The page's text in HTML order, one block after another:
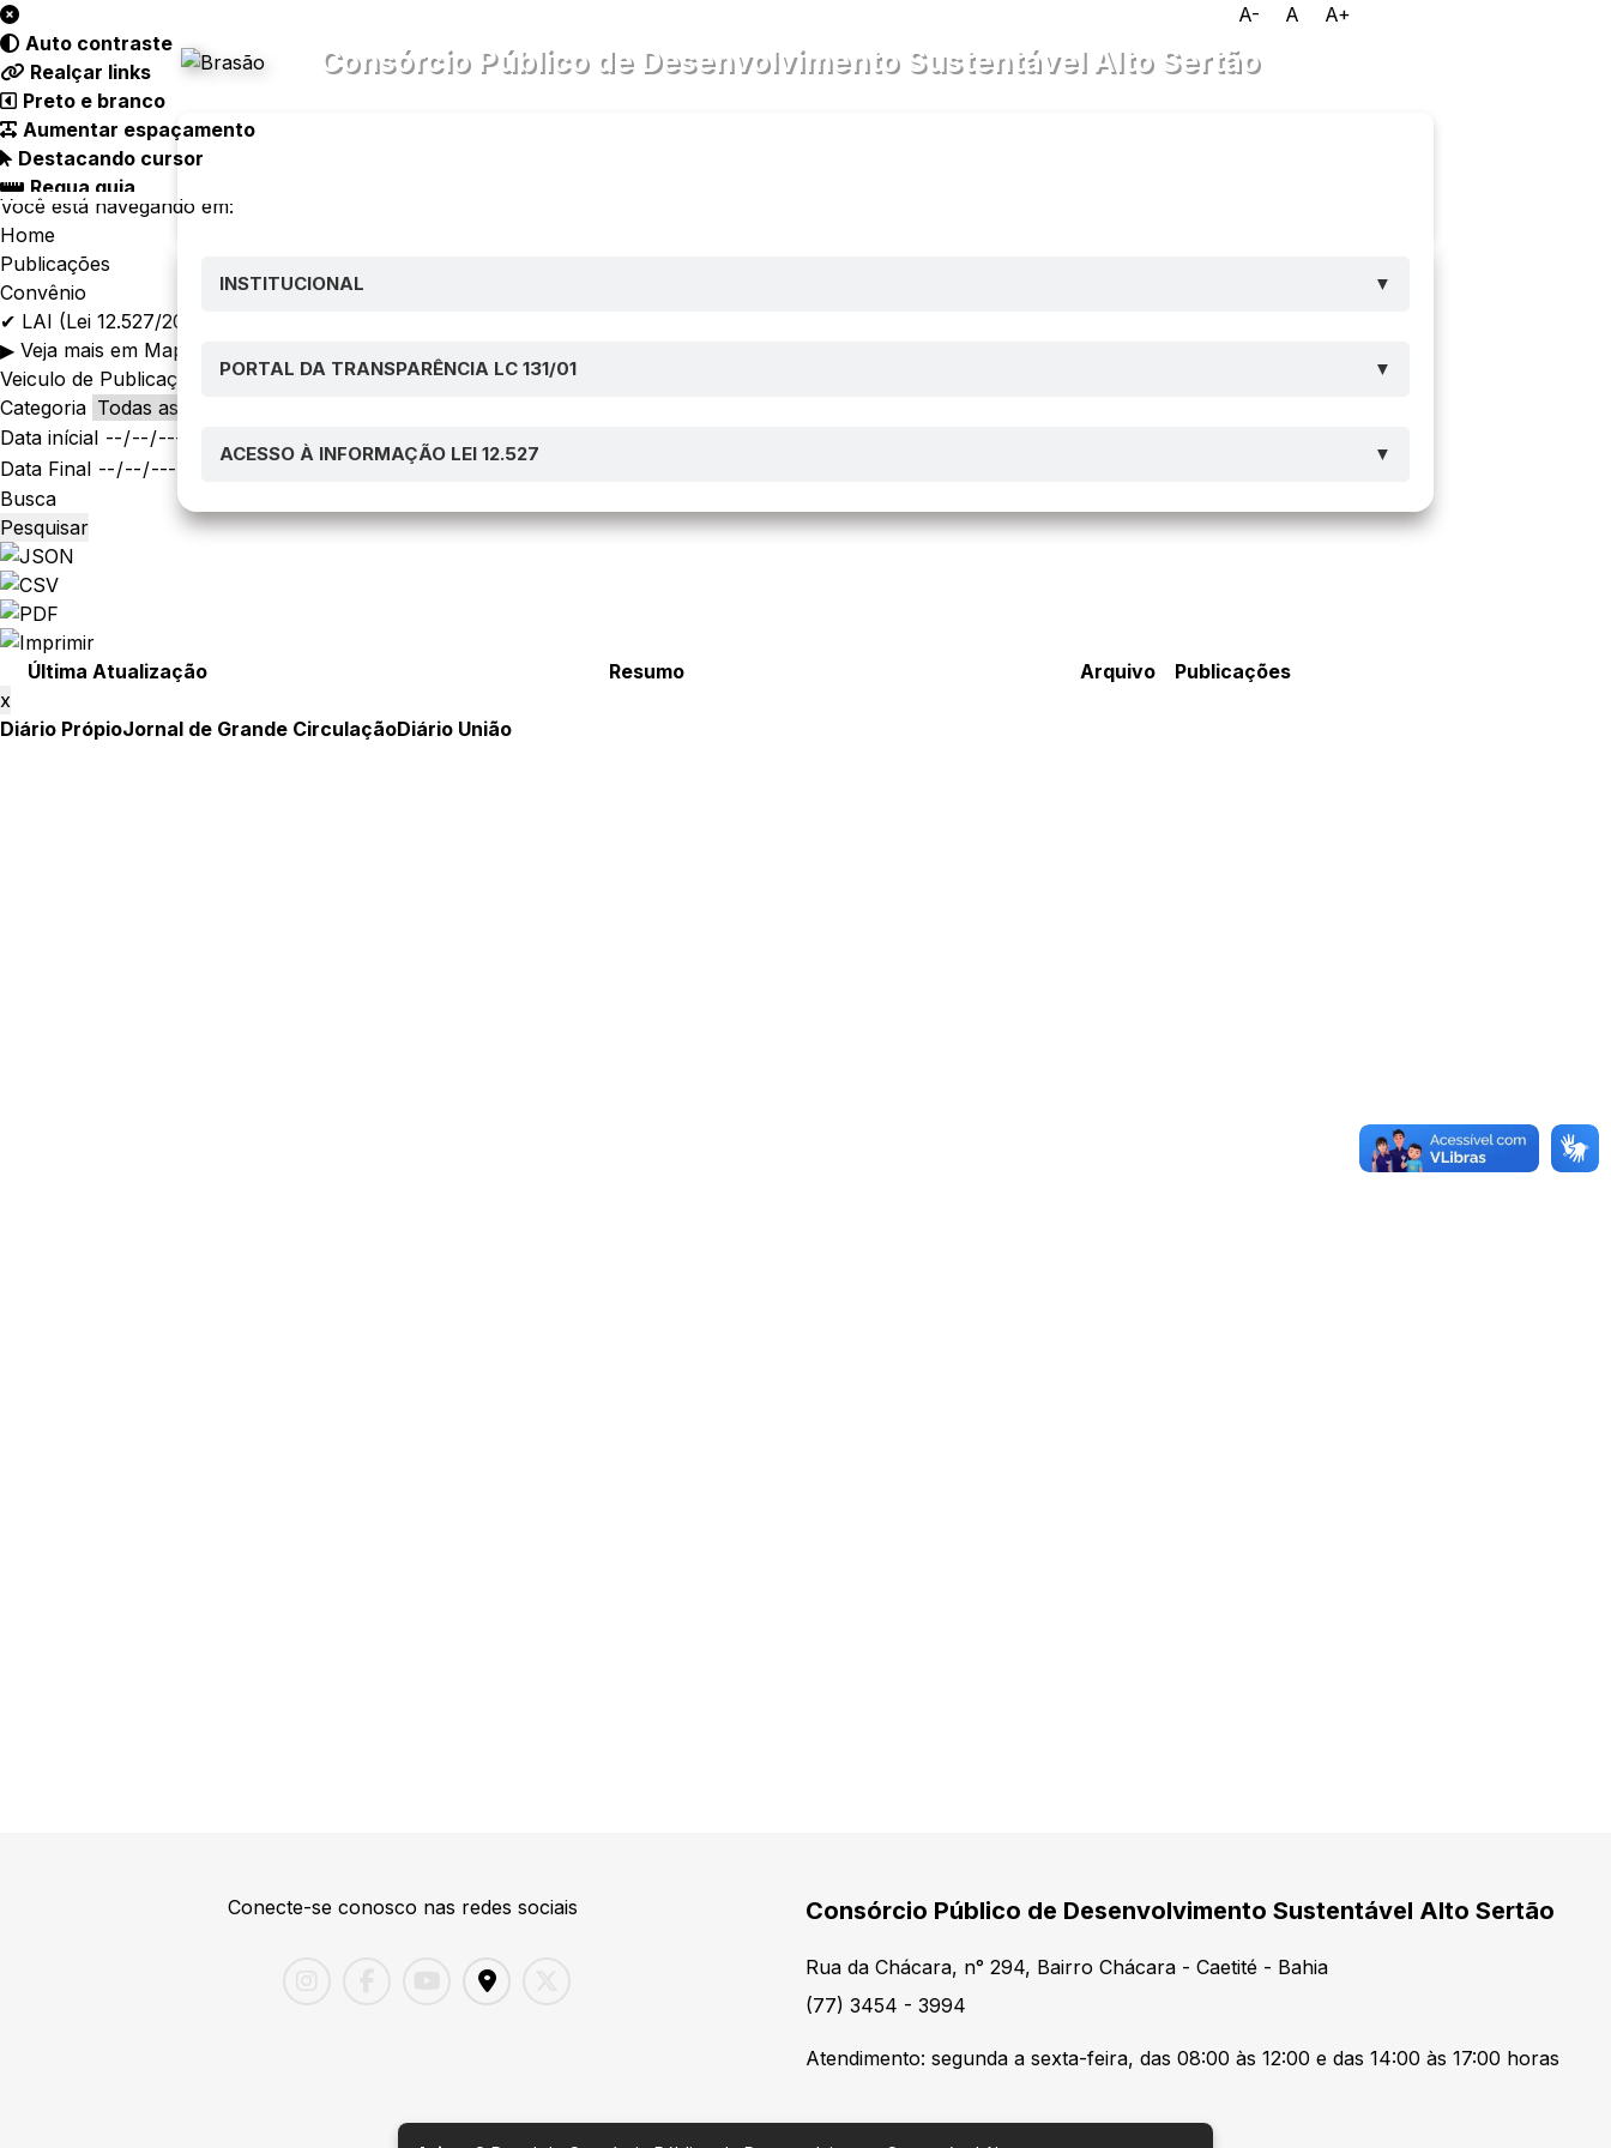
A- A
A+
Consórcio Público de Desenvolvimento Sustentável Alto Sertão
INSTITUCIONAL ▼
PORTAL DA TRANSPARÊNCIA LC 131/01 ▼
ACESSO À INFORMAÇÃO LEI 12.527 ▼
Auto contraste
Realçar links
Preto e branco
Aumentar espaçamento
Destacando cursor
Regua guia
Você está navegando em:
Home
Publicações
Convênio
✔ LAI (Lei 12.527/2011) no art. 8º, §1º, I
▶ Veja mais em Mapa de Leis
Veiculo de Publicação
Categoria
Data inícial
Data Final
Busca
Pesquisar
Última Atualização Resumo Arquivo
Publicações
x
Diário PrópioJornal de Grande CirculaçãoDiário União
Conecte-se conosco nas redes sociais Consórcio Público de Desenvolvimento Sustentável Alto Sertão
Rua da Chácara, n° 294, Bairro Chácara - Caetité - Bahia
(77) 3454 - 3994
Atendimento: segunda a sexta-feira, das 08:00 às 12:00 e das 14:00 às 17:00 horas